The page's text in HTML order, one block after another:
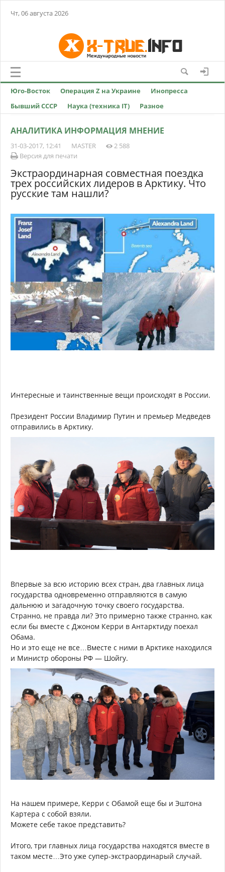
Чт, 06 августа 2026
Юго-Восток Операция Z на Украине
Инопресса
Бывший СССР
Наука (техника IT) Разное
АНАЛИТИКА ИНФОРМАЦИЯ МНЕНИЕ
31-03-2017, 12:41 MASTER
2 588
Версия для печати
Экстраординарная совместная поездка
трех российских лидеров в Арктику. Что
русские там нашли?
Интересные и таинственные вещи происходят в России.
Президент России Владимир Путин и премьер Медведев
отправились в Арктику.
Впервые за всю историю всех стран, два главных лица
государства одновременно отправляются в самую
дальнюю и загадочную точку своего государства.
Странно, не правда ли? Это примерно также странно, как
если бы вместе с Джоном Керри в Антарктиду поехал
Обама.
Но и это еще не все…Вместе с ними в Арктике находился
и Министр обороны РФ — Шойгу.
На нашем примере, Керри с Обамой еще бы и Эштона
Картера с собой взяли.
Можете себе такое представить?
Итого, три главных лица государства находятся вместе в
таком месте…Это уже супер-экстраординарый случай.